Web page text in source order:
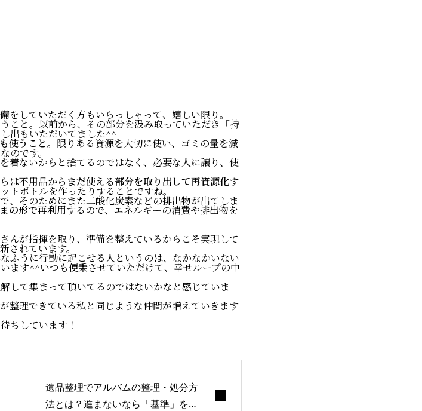
わたしのこと
PROFILE
WordPress
書いて編集する
癒しのデジサポ
ORGANIZE
をしていただく方もいらっしゃって、嬉しい限り。
こと。以前から、その部分を汲み取っていただき「持
出もいただいてました^^
使うこと。限りある資源を大切に使い、ゴミの量を減
のです。
着ないからと捨てるのではなく、必要な人に譲り、使
は不用品から まだ使える部分を取り出して再資源化す
トボトルを作ったりすることですね。
、そのためにまた二酸化炭素などの排出物が出てしま
の形で再利用するので、エネルギーの消費や排出物を
んが指揮を取り、準備を整えているからこそ実現して
されています。
ふうに行動に起こせる人というのは、なかなかいない
ます^^いつも便乗させていただけて、幸せループの中
して集まって頂いてるのではないかなと感じていま
整理できている私と同じような仲間が増えていきます
ちしています！
遺品整理でアルバムの整理・処分方
法とは？進まないなら「基準」を明